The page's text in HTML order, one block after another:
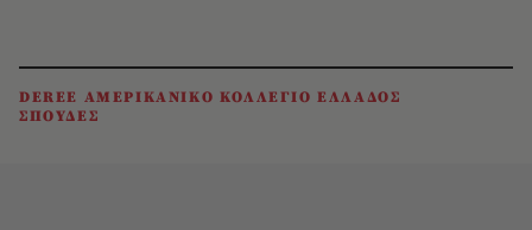
DEREE ΑΜΕΡΙΚΑΝΙΚΟ ΚΟΛΛΕΓΙΟ ΕΛΛΑΔΟΣ
ΣΠΟΥΔΕΣ